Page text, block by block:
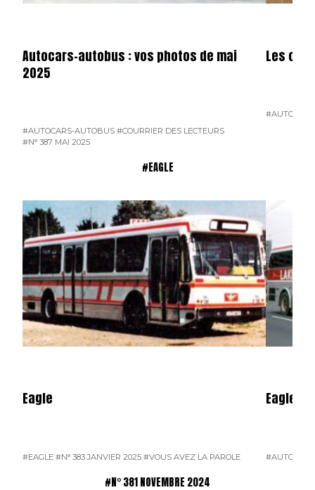
Autocars-autobus : vos photos de mai
2025
#AUTOCARS-AUTOBUS #COURRIER DES LECTEURS
#N° 387 MAI 2025
Les
#EAGLE
Eagle
#EAGLE #N° 383 JANVIER 2025 #VOUS AVEZ LA PAROLE
Eagle
#N° 381 NOVEMBRE 2024